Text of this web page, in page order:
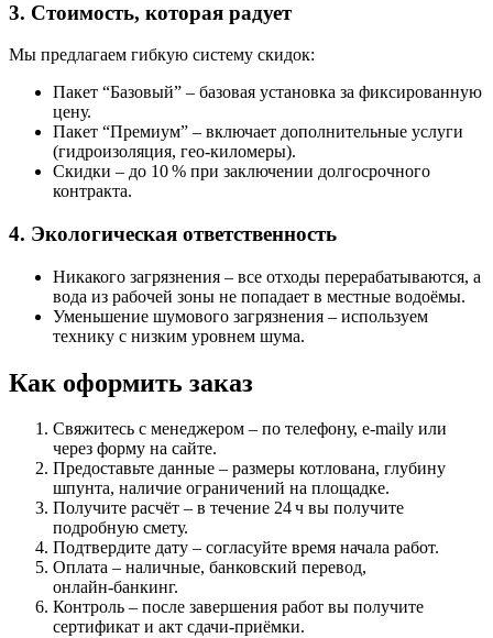
3. Стоимость, которая радует
Мы предлагаем гибкую систему скидок:
Пакет “Базовый” – базовая установка за фиксированную
цену.
Пакет “Премиум” – включает дополнительные услуги
(гидроизоляция, гео-киломеры).
Скидки – до 10 % при заключении долгосрочного
контракта.
4. Экологическая ответственность
Никакого загрязнения – все отходы перерабатываются, а
вода из рабочей зоны не попадает в местные водоёмы.
Уменьшение шумового загрязнения – используем
технику с низким уровнем шума.
Как оформить заказ
Свяжитесь с менеджером – по телефону, e‑mailу или
через форму на сайте.
Предоставьте данные – размеры котлована, глубину
шпунта, наличие ограничений на площадке.
Получите расчёт – в течение 24 ч вы получите
подробную смету.
Подтвердите дату – согласуйте время начала работ.
Оплата – наличные, банковский перевод,
онлайн‑банкинг.
Контроль – после завершения работ вы получите
сертификат и акт сдачи-приёмки.